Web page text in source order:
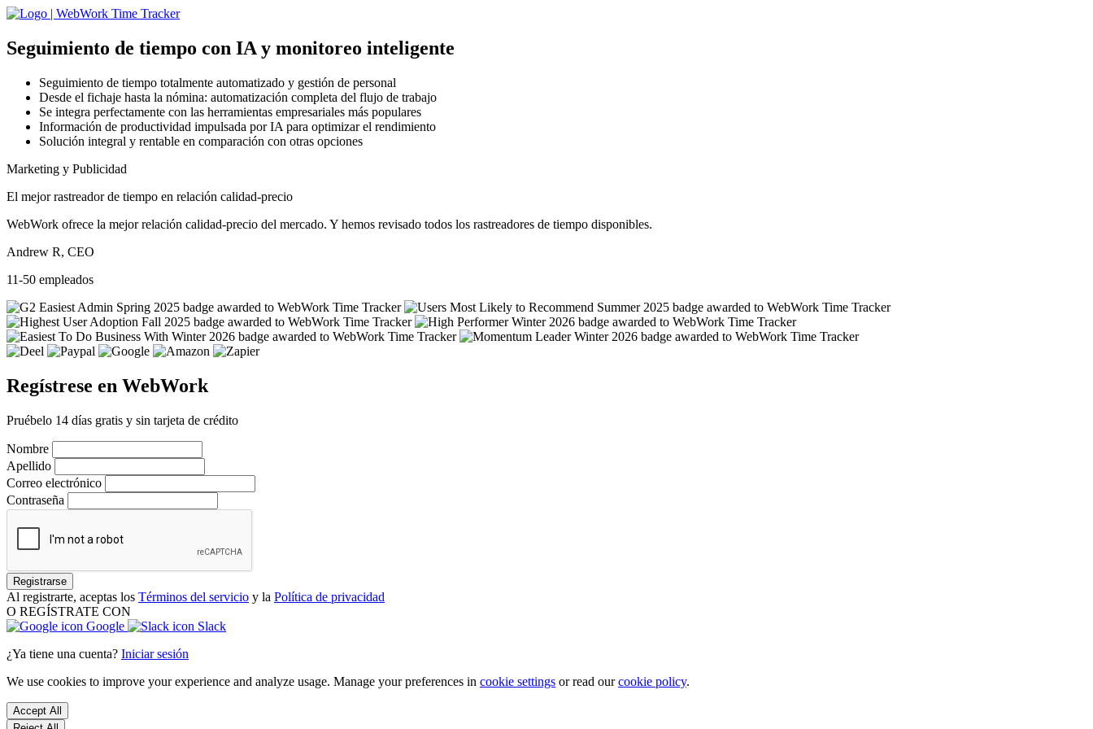
Seguimiento de tiempo con IA y monitoreo inteligente
Seguimiento de tiempo totalmente automatizado y gestión de personal
Desde el fichaje hasta la nómina: automatización completa del flujo de trabajo
Se integra perfectamente con las herramientas empresariales más populares
Información de productividad impulsada por IA para optimizar el rendimiento
Solución integral y rentable en comparación con otras opciones
Marketing y Publicidad
El mejor rastreador de tiempo en relación calidad-precio
WebWork ofrece la mejor relación calidad-precio del mercado. Y hemos revisado todos los rastreadores de tiempo disponibles.
Andrew R, CEO
11-50 empleados
Regístrese en WebWork
Pruébelo 14 días gratis y sin tarjeta de crédito
Nombre
Apellido
Correo electrónico
Contraseña
Registrarse
Al registrarte, aceptas los Términos del servicio y la Política de privacidad
O REGÍSTRATE CON
Google
Slack
¿Ya tiene una cuenta? Iniciar sesión
We use cookies to improve your experience and analyze usage. Manage your preferences in cookie settings or read ourcookie policy.
Accept All